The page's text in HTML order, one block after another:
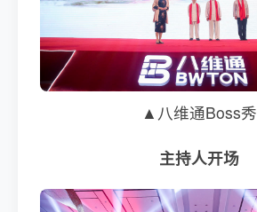
▲八维通Boss秀
主持人开场